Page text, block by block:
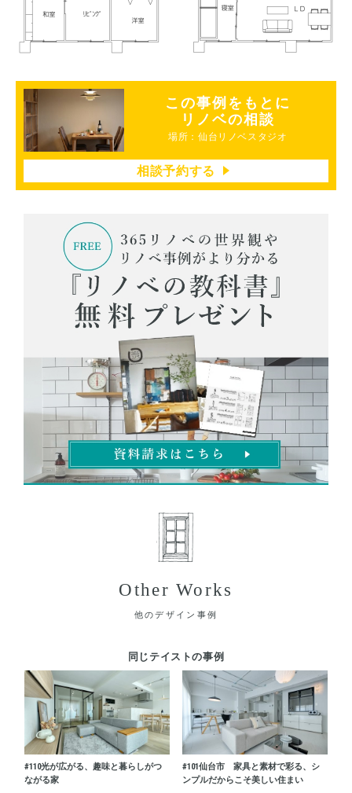
この事例をもとに
リノベの相談
場所：仙台リノベスタジオ
相談予約する
Other Works
他のデザイン事例
同じテイストの事例
#110光が広がる、趣味と暮らしがつ
ながる家
#101仙台市 家具と素材で彩る、シ
ンプルだからこそ美しい住まい